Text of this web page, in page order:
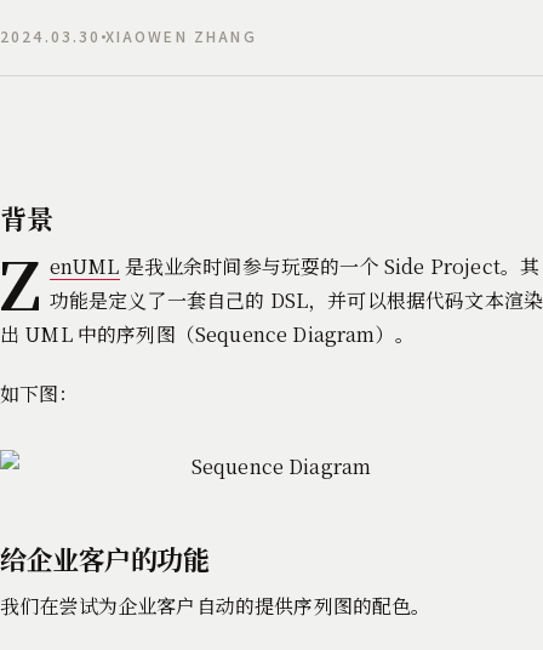
2024.03.30 XIAOWEN ZHANG
背景
Z enUML 是我业余时间参与玩耍的一个 Side Project。其
功能是定义了一套自己的 DSL，并可以根据代码文本渲染
出 UML 中的序列图（Sequence Diagram）。
如下图：
给企业客户的功能
我们在尝试为企业客户自动的提供序列图的配色。